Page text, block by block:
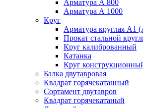
Арматура А 800
Арматура А 1000
Круг
Арматура круглая А1
Прокат стальной
Круг калиброванный
Катанка
Круг
Балка двутавровая
Квадрат горячекатанный
Сортамент двутавров
Квадрат горячекатаный